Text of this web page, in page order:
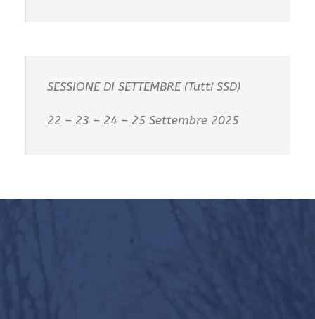
SESSIONE DI SETTEMBRE (Tutti SSD)
22 – 23 – 24 – 25 Settembre 2025